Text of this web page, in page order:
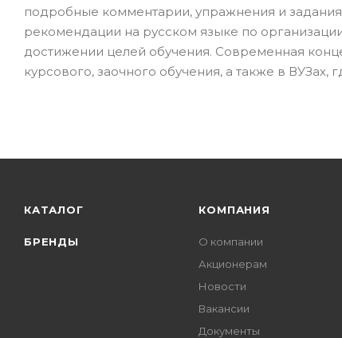
подробные комментарии, упражнения и
рекомендации на русском языке по
достижении целей обучения. Современная
курсового, заочного обучения, а также в
КАТАЛОГ
БРЕНДЫ
КОМПАНИЯ
О компании
Акционерам
Новости
Вакансии
Документы